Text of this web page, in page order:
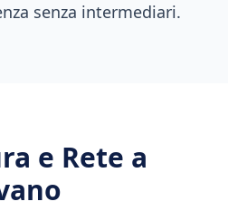
senza intermediari.
e Rete a